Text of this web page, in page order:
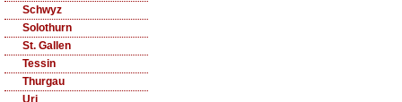
Schwyz
Solothurn
St. Gallen
Tessin
Thurgau
Uri